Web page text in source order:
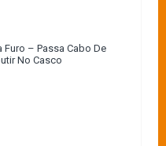
Furo – Passa Cabo De
No Casco